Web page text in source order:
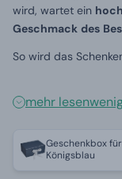
wird, wartet ein
Geschmack des
So wird das
mehr lesen
Geschenkbox
Königsblau